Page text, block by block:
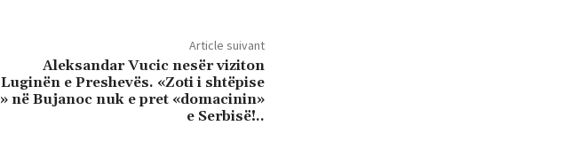
Article suivant
Aleksandar Vucic nesër viziton
Luginën e Preshevës. «Zoti i shtëpise
» në Bujanoc nuk e pret «domacinin»
e Serbisë!..